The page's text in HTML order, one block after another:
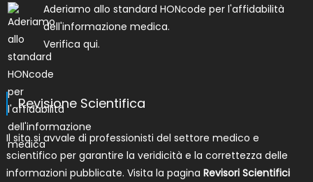
Aderiamo allo standard HONcode per l'affidabilità
dell'informazione medica.
Verifica qui.
Revisione Scientifica
Il sito si avvale di professionisti del settore medico e
scientifico per garantire la veridicità e la correttezza delle
informazioni pubblicate. Visita la pagina Revisori Scientifici